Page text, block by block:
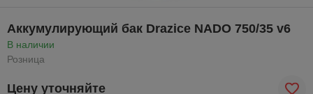
Аккумулирующий бак Drazice NADO 750/35 v6
В наличии
Розница
Цену уточняйте